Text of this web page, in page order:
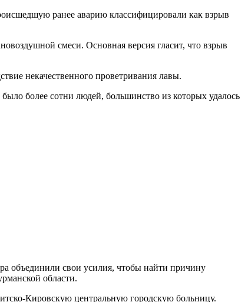
ранее аварию классифицировали как взрыв
смеси. Основная версия гласит, что взрыв
некачественного проветривания лавы.
более сотни людей, большинство из которых удалось
объединили свои усилия, чтобы найти причину
области.
Кировскую центральную городскую больницу.